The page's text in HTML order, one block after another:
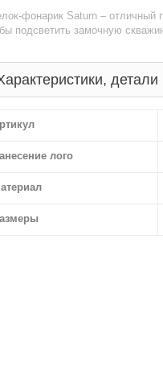
фонарик Saturn – отличный
подсветить замочную
детали
лого